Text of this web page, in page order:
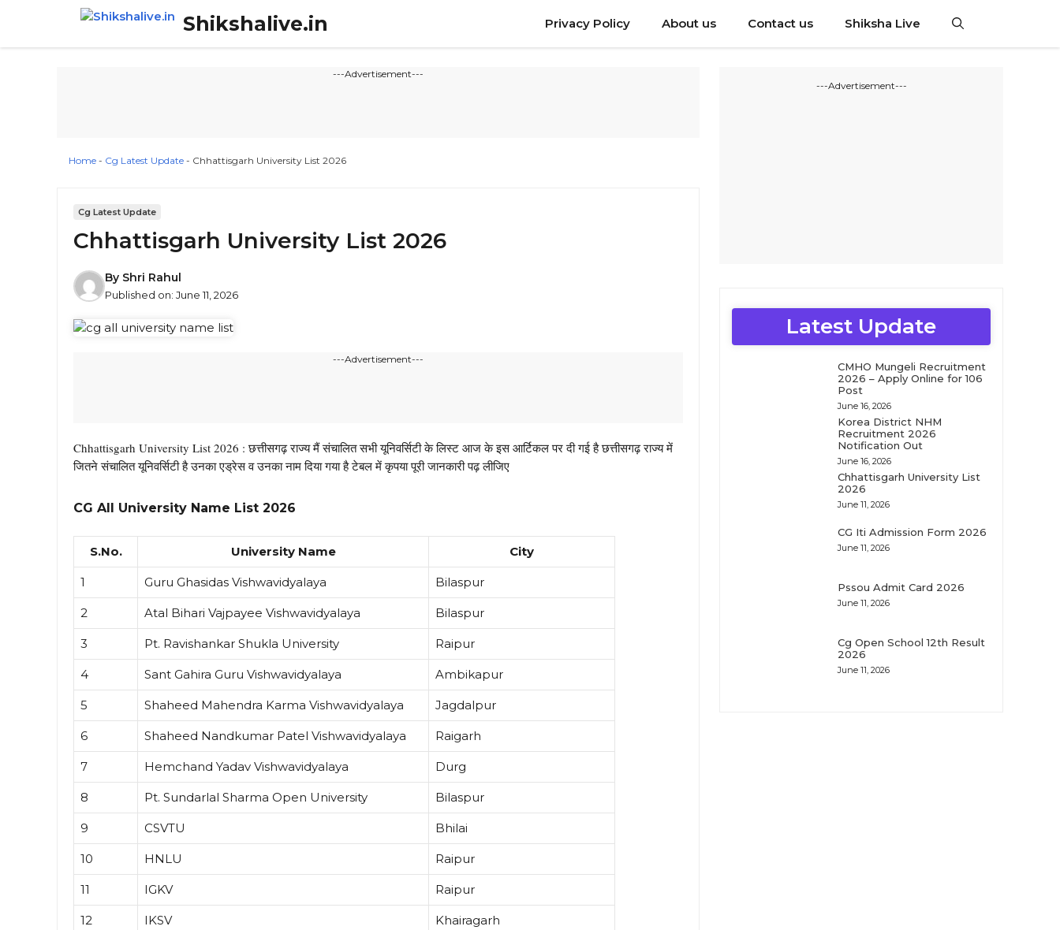
Shikshalive.in Privacy Policy About us Contact us Shiksha Live
---Advertisement---
Home - Cg Latest Update - Chhattisgarh University List 2026
Cg Latest Update
Chhattisgarh University List 2026
By Shri Rahul
Published on: June 11, 2026
---Advertisement---
Chhattisgarh University List 2026 : छत्तीसगढ़ राज्य मैं संचालित सभी यूनिवर्सिटी के लिस्ट आज के इस आर्टिकल पर दी गई है छत्तीसगढ़ राज्य में
जितने संचालित यूनिवर्सिटी है उनका एड्रेस व उनका नाम दिया गया है टेबल में कृपया पूरी जानकारी पढ़ लीजिए
CG All University Name List 2026
S.No. University Name City
1 Guru Ghasidas Vishwavidyalaya Bilaspur
2 Atal Bihari Vajpayee Vishwavidyalaya Bilaspur
3 Pt. Ravishankar Shukla University Raipur
4 Sant Gahira Guru Vishwavidyalaya Ambikapur
5 Shaheed Mahendra Karma Vishwavidyalaya Jagdalpur
6 Shaheed Nandkumar Patel Vishwavidyalaya Raigarh
7 Hemchand Yadav Vishwavidyalaya Durg
8 Pt. Sundarlal Sharma Open University Bilaspur
9 CSVTU Bhilai
10 HNLU Raipur
11 IGKV Raipur
12 IKSV Khairagarh
---Advertisement---
Latest Update
CMHO Mungeli Recruitment
2026 – Apply Online for 106
Post
June 16, 2026
Korea District NHM
Recruitment 2026
Notification Out
June 16, 2026
Chhattisgarh University List
2026
June 11, 2026
CG Iti Admission Form 2026
June 11, 2026
Pssou Admit Card 2026
June 11, 2026
Cg Open School 12th Result
2026
June 11, 2026